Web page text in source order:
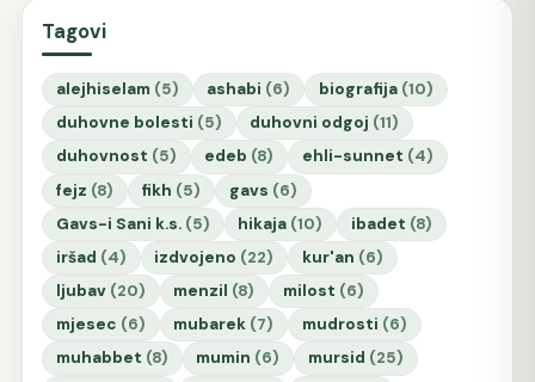
Tagovi
alejhiselam (5) ashabi (6) biografija (10)
duhovne bolesti (5) duhovni odgoj (11)
duhovnost (5) edeb (8) ehli-sunnet (4)
fejz (8) fikh (5) gavs (6)
Gavs-i Sani k.s. (5) hikaja (10) ibadet (8)
iršad (4) izdvojeno (22) kur'an (6)
ljubav (20) menzil (8) milost (6)
mjesec (6) mubarek (7) mudrosti (6)
muhabbet (8) mumin (6) mursid (25)